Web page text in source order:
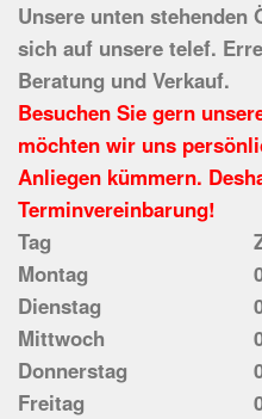
Unsere unten stehenden
sich auf unsere telef.
Beratung und Verkauf.
Besuchen Sie gern
möchten wir uns
Anliegen kümmern.
Terminvereinbarung!
Tag
Montag
Dienstag
Mittwoch
Donnerstag
Freitag